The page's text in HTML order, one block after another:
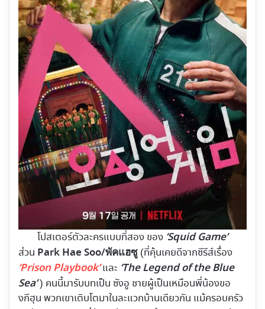
โปสเตอร์ตัวละครแบบที่สอง ของ ‘Squid Game’
ส่วน Park Hae Soo/พัคแฮซู (ที่คุ้นเคยดีจากซีรีส์เรื่อง
‘Prison Playbook’และ ‘The Legend of the Blue
Sea’) คนนี้มารับบทเป็น ซังอู ชายผู้เป็นเหมือนพี่น้องขอ
งกีฮุน พวกเขาเติบโตมาในละแวกบ้านเดียวกัน แม้ครอบครัว